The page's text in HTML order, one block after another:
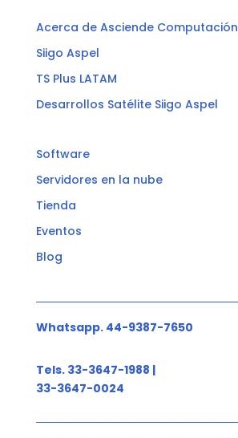
Acerca de Asciende Computación
Siigo Aspel
TS Plus LATAM
Desarrollos Satélite Siigo Aspel
Software
Servidores en la nube
Tienda
Eventos
Blog
Whatsapp. 44-9387-7650
Tels. 33-3647-1988 |
33-3647-0024